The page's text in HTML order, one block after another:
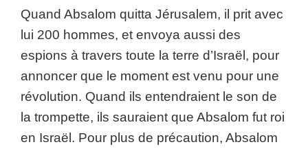
Quand Absalom quitta Jérusalem, il prit avec
lui 200 hommes, et envoya aussi des
espions à travers toute la terre d’Israël, pour
annoncer que le moment est venu pour une
révolution. Quand ils entendraient le son de
la trompette, ils sauraient que Absalom fut roi
en Israël. Pour plus de précaution, Absalom